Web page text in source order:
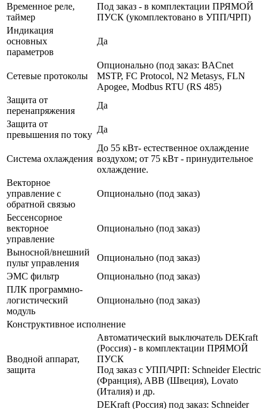
Временное реле,
таймер
Под заказ - в комплектации ПРЯМОЙ
ПУСК (укомплектовано в УПП/ЧРП)
Индикация
основных
параметров
Да
Сетевые протоколы
Опционально (под заказ: BACnet
MSTP, FC Protocol, N2 Metasys, FLN
Apogee, Modbus RTU (RS 485)
Защита от
перенапряжения
Да
Защита от
превышения по току
Да
Система охлаждения
До 55 кВт- естественное охлаждение
воздухом; от 75 кВт - принудительное
охлаждение.
Векторное
управление с
обратной связью
Опционально (под заказ)
Бессенсорное
векторное
управление
Опционально (под заказ)
Выносной/внешний
пульт управления
Опционально (под заказ)
ЭМС фильтр
Опционально (под заказ)
ПЛК программно-
логистический
модуль
Опционально (под заказ)
Конструктивное исполнение
Вводной аппарат,
защита
Автоматический выключатель DEKraft
(Россия) - в комплектации ПРЯМОЙ
ПУСК
Под заказ с УПП/ЧРП: Schneider Electric
(Франция), ABB (Швеция), Lovato
(Италия) и др.
DEKraft (Россия) под заказ: Schneider